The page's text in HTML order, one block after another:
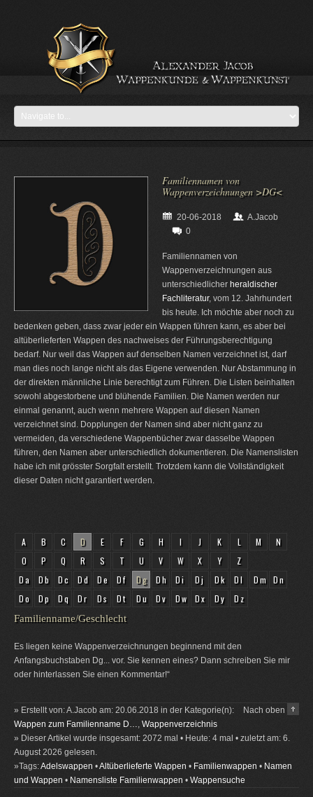
Familiennamen von
Wappenverzeichnungen >DG<
20-06-2018
A.Jacob
0
Familiennamen von
Wappenverzeichnungen aus
unterschiedlicher heraldischer
Fachliteratur, vom 12. Jahrhundert
bis heute. Ich möchte aber noch zu
bedenken geben, dass zwar jeder ein Wappen führen kann, es aber bei
altüberlieferten Wappen des nachweises der Führungsberechtigung
bedarf. Nur weil das Wappen auf denselben Namen verzeichnet ist, darf
man dies noch lange nicht als das Eigene verwenden. Nur Abstammung in
der direkten männliche Linie berechtigt zum Führen. Die Listen beinhalten
sowohl abgestorbene und blühende Familien. Die Namen werden nur
einmal genannt, auch wenn mehrere Wappen auf diesen Namen
verzeichnet sind. Dopplungen der Namen sind aber nicht ganz zu
vermeiden, da verschiedene Wappenbücher zwar dasselbe Wappen
führen, den Namen aber unterschiedlich dokumentieren. Die Namenslisten
habe ich mit grösster Sorgfalt erstellt. Trotzdem kann die Vollständigkeit
dieser Daten nicht garantiert werden.
A B C D E F G H I J K L M
N
O
P Q R S T U V W X Y
Z
Da
Db Dc Dd De Df Dg Dh Di Dj Dk Dl Dm Dn
Do
Dp Dq Dr Ds Dt Du Dv Dw Dx Dy Dz
Familienname/Geschlecht
Es liegen keine Wappenverzeichnungen beginnend mit den
Anfangsbuchstaben Dg... vor. Sie kennen eines? Dann schreiben Sie mir
oder hinterlassen Sie einen Kommentar!“
Nach oben
» Erstellt von: A.Jacob am: 20.06.2018 in der Kategorie(n):
Wappen zum Familienname D…, Wappenverzeichnis
» Dieser Artikel wurde insgesamt: 2072 mal • Heute: 4 mal • zuletzt am: 6.
August 2026 gelesen.
»Tags:Adelswappen •Altüberlieferte Wappen • Familienwappen • Namen
und Wappen • Namensliste Familienwappen • Wappensuche